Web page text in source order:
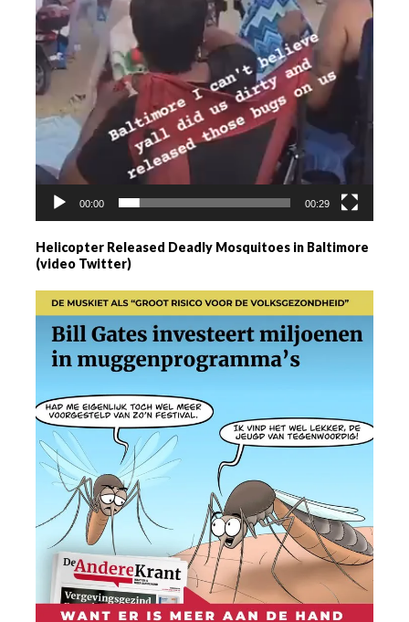
00:00 00:29
Helicopter Released Deadly Mosquitoes in Baltimore
(video Twitter)